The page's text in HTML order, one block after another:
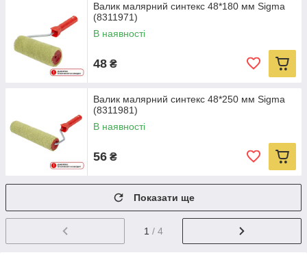
Валик малярний синтекс 48*180 мм Sigma
(8311971)
В наявності
48 ₴
Валик малярний синтекс 48*250 мм Sigma
(8311981)
В наявності
56 ₴
Показати ще
1 / 4